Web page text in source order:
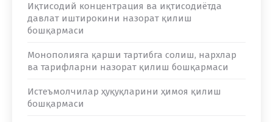
Иқтисодий концентрация ва иқтисодиётда
давлат иштирокини назорат қилиш
бошқармаси
Монополияга қарши тартибга солиш, нархлар
ва тарифларни назорат қилиш бошқармаси
Истеъмолчилар ҳуқуқларини ҳимоя қилиш
бошқармаси